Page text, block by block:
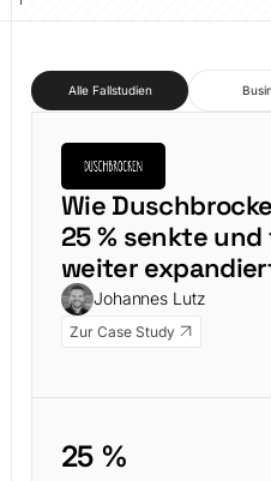
Alle Fallstudien
Wie
25 % senkte
weiter
Johannes Lutz
Zur Case Study
25 %